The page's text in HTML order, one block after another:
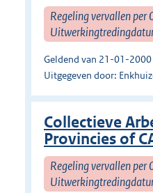
Regeling vervallen
Geldend van 21-01-
Uitgegeven door:
Collectieve
Provincies of
Regeling vervallen